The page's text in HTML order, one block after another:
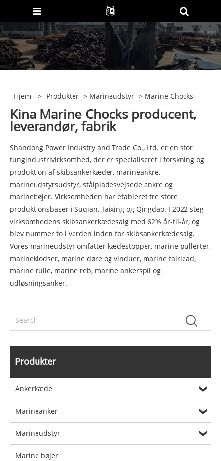
Hjem > Produkter > Marineudstyr > Marine Chocks
Kina Marine Chocks producent,
leverandør, fabrik
Shandong Power Industry and Trade Co., Ltd. er en stor
tungindustrivirksomhed, der er specialiseret i forskning og
produktion af skibsankerkæder, marineankre,
marineudstyrsudstyr, stålpladesvejsede ankre og
marinebøjer. Virksomheden har etableret tre store
produktionsbaser i Suqian, Taixing og Qingdao. I 2022 steg
virksomhedens skibsankerkædesalg med 62% år-til-år, og
blev nummer to i verden inden for skibsankerkædesalg.
Vores marineudstyr omfatter kædestopper, marine pullerter,
marineklodser, marine døre og vinduer, marine fairlead,
marine rulle, marine reb, marine ankerspil og
udløsningsanker.
Produkter
Ankerkæde
Marineanker
Marineudstyr
Marine bøjer